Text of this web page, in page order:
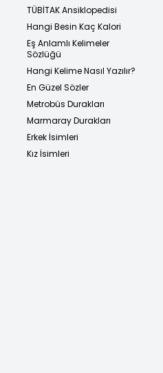
TÜBİTAK Ansiklopedisi
Hangi Besin Kaç Kalori
Eş Anlamlı Kelimeler
Sözlüğü
Hangi Kelime Nasıl Yazılır?
En Güzel Sözler
Metrobüs Durakları
Marmaray Durakları
Erkek İsimleri
Kız İsimleri